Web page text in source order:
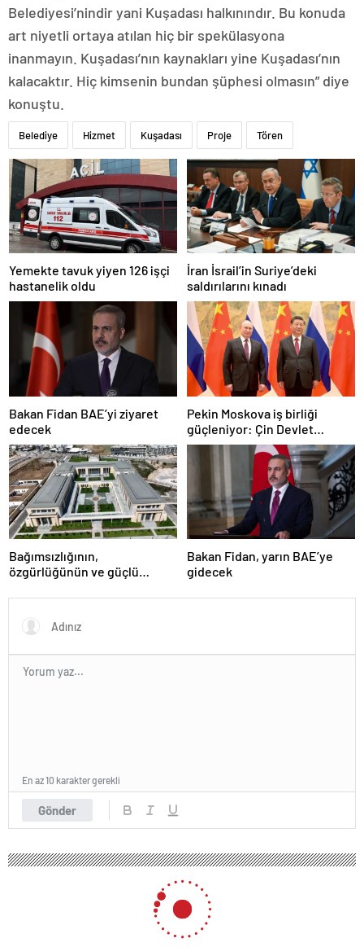
Belediyesi’nindir yani Kuşadası halkınındır. Bu konuda
art niyetli ortaya atılan hiç bir spekülasyona
inanmayın. Kuşadası’nın kaynakları yine Kuşadası’nın
kalacaktır. Hiç kimsenin bundan şüphesi olmasın” diye
konuştu.
Belediye Hizmet Kuşadası Proje Tören
Yemekte tavuk yiyen 126 işçi
hastanelik oldu
İran İsrail’in Suriye’deki
saldırılarını kınadı
Bakan Fidan BAE’yi ziyaret
edecek
Pekin Moskova iş birliği
güçleniyor: Çin Devlet
Başkanı Zafer Günü için
Rusya’da olacak
Bağımsızlığının,
özgürlüğünün ve güçlü
Türkiye’den Yavru Vatan’a dev
eserler…
Bakan Fidan, yarın BAE’ye
gidecek
Gönder
En az 10 karakter gerekli